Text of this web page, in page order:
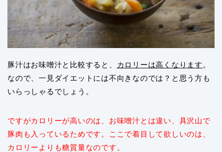
豚汁はお味噌汁と比較すると、 カロリーは高く なります 。
なので、一見ダイエットには不向きなのでは？と思う方も
いらっしゃるでしょう。
ですがカロリーが高いのは、お味噌汁とは違い、具沢山で
豚肉も入っているためです。ここで着目して欲しいのは、
カロリーよりも糖質量なのです。